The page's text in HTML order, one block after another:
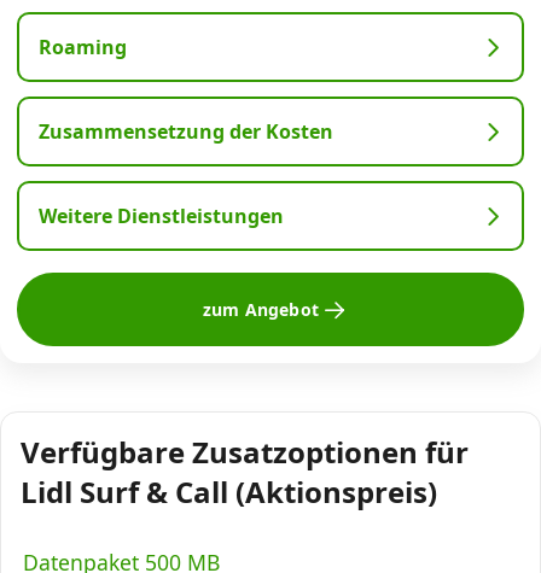
Roaming
Zusammensetzung der Kosten
Weitere Dienstleistungen
zum Angebot
Verfügbare Zusatzoptionen für
Lidl Surf & Call (Aktionspreis)
Datenpaket 500 MB